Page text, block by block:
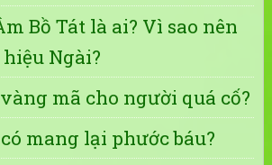
Bồ Tát là ai? Vì sao nên
Ngài?
mã cho người quá cố?
mang lại phước báu?